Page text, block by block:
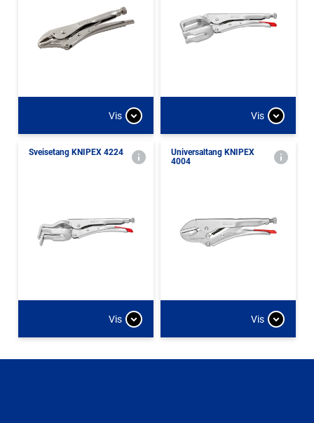
Vis Vis
Sveisetang KNIPEX 4224
Vis
Universaltang KNIPEX
4004
Vis